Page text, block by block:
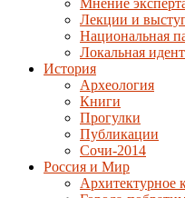
Лекции и
Национальная
Локальная
История
Археология
Книги
Прогулки
Публикации
Сочи-2014
Россия и Мир
Архитектурное